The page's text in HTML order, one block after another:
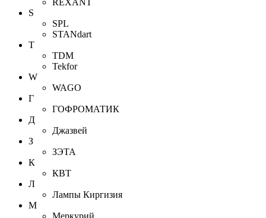
S
SPL
STANdart
T
TDM
Tekfor
W
WAGO
Г
ГОФРОМАТИК
Д
Джазвей
З
ЗЭТА
К
КВТ
Л
Лампы Киргизия
М
Меркурий